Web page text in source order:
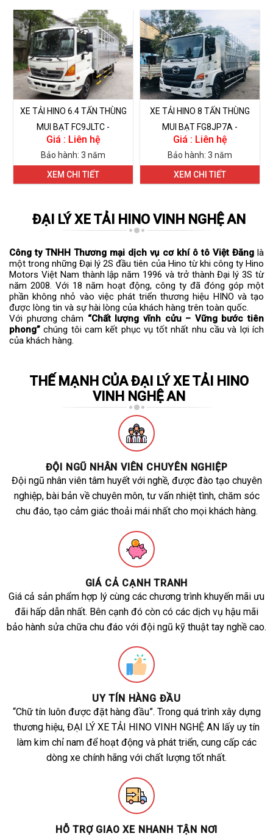
XE TẢI HINO 6.4 TẤN THÙNG
MUI BẠT FC9JLTC -
FC9JNTC
Giá : Liên hệ
Bảo hành: 3 năm
XEM CHI TIẾT
XE TẢI HINO 8 TẤN THÙNG
MUI BẠT FG8JP7A -
FG8JT7A
Giá : Liên hệ
Bảo hành: 3 năm
XEM CHI TIẾT
ĐẠI LÝ XE TẢI HINO VINH NGHỆ AN
Công ty TNHH Thương mại dịch vụ cơ khí ô tô Việt Đănglà
một trong những Đại lý 2S đầu tiên của Hino từ khi công ty Hino
Motors Việt Nam thành lập năm 1996 và trở thành Đại lý 3S từ
năm 2008. Với 18 năm hoạt động, công ty đã đóng góp một
phần không nhỏ vào việc phát triển thương hiệu HINO và tạo
được lòng tin và sự hài lòng của khách hàng trên toàn quốc.
Với phương châm “Chất lượng vĩnh cửu – Vững bước tiên
phong” chúng tôi cam kết phục vụ tốt nhất nhu cầu và lợi ích
của khách hàng.
THẾ MẠNH CỦA ĐẠI LÝ XE TẢI HINO
VINH NGHỆ AN
ĐỘI NGŨ NHÂN VIÊN CHUYÊN NGHIỆP
Đội ngũ nhân viên tâm huyết với nghề, được đào tạo chuyên
nghiệp, bài bản về chuyên môn, tư vấn nhiệt tình, chăm sóc
chu đáo, tạo cảm giác thoải mái nhất cho mọi khách hàng.
GIÁ CẢ CẠNH TRANH
Giá cả sản phẩm hợp lý cùng các chương trình khuyến mãi ưu
đãi hấp dẫn nhất. Bên cạnh đó còn có các dịch vụ hậu mãi
bảo hành sửa chữa chu đáo với đội ngũ kỹ thuật tay nghề cao.
UY TÍN HÀNG ĐẦU
“Chữ tín luôn được đặt hàng đầu”. Trong quá trình xây dựng
thương hiệu, ĐẠI LÝ XE TẢI HINO VINH NGHỆ AN lấy uy tín
làm kim chỉ nam để hoạt động và phát triển, cung cấp các
dòng xe chính hãng với chất lượng tốt nhất.
HỖ TRỢ GIAO XE NHANH TẬN NƠI